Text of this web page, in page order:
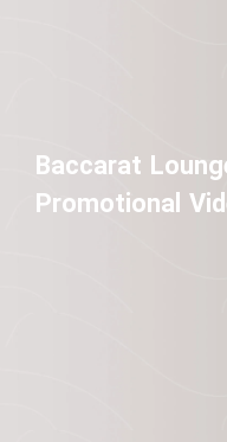
Baccarat
Promotional